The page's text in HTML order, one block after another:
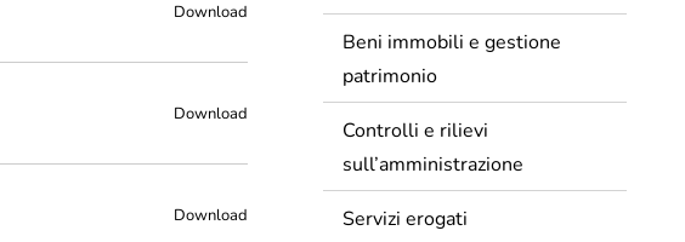
Download
Download
Download
Beni immobili e gestione
patrimonio
Controlli e rilievi
sull’amministrazione
Servizi erogati